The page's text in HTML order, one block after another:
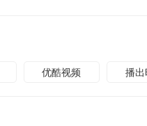
优酷视频 播